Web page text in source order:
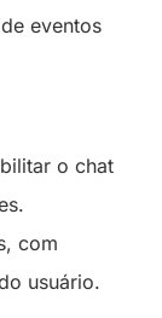
eventos
o chat
com
usuário.